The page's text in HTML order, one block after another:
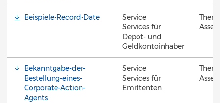
Beispiele-Record-Date
Service
Services für
Depot- und
Geldkontoinhaber
Asset
Bekanntgabe-der-
Bestellung-eines-
Corporate-Action-
Agents
Service
Services für
Emittenten
Asset